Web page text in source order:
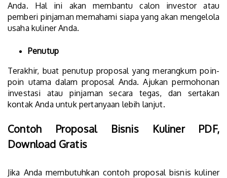
Anda. Hal ini akan membantu calon investor atau
pemberi pinjaman memahami siapa yang akan mengelola
usaha kuliner Anda.
Penutup
Terakhir, buat penutup proposal yang merangkum poin-
poin utama dalam proposal Anda. Ajukan permohonan
investasi atau pinjaman secara tegas, dan sertakan
kontak Anda untuk pertanyaan lebih lanjut.
Contoh Proposal Bisnis Kuliner PDF,
Download Gratis
Jika Anda membutuhkan contoh proposal bisnis kuliner